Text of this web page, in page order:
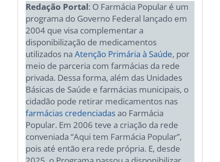
Redação Portal: O Farmácia Popular é um
programa do Governo Federal lançado em
2004 que visa complementar a
disponibilização de medicamentos
utilizados naAtenção Primária à Saúde, por
meio de parceria com farmácias da rede
privada. Dessa forma, além das Unidades
Básicas de Saúde e farmácias municipais, o
cidadão pode retirar medicamentos nas
farmácias credenciadasao Farmácia
Popular. Em 2006 teve a criação da rede
conveniada “Aqui tem Farmácia Popular”,
pois até então era rede própria. E, desde